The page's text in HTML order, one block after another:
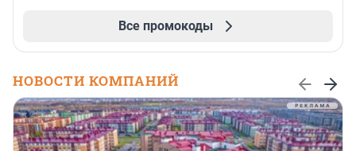
Все промокоды
НОВОСТИ КОМПАНИЙ